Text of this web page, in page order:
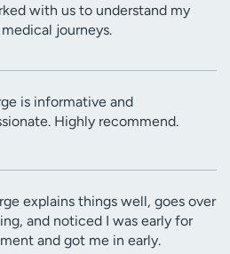
with us to understand my
journeys.
is informative and
Highly recommend.
explains things well, goes over
and noticed I was early for
and got me in early.